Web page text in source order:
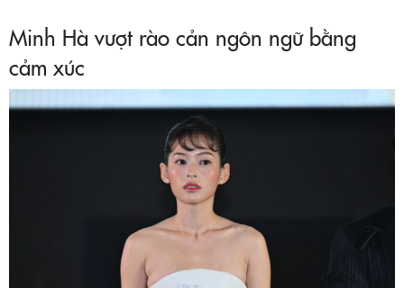
Minh Hà vượt rào cản ngôn ngữ bằng
cảm xúc